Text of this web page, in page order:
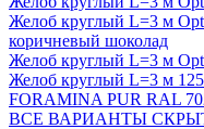
Желоб круглый L=3 м
коричневый шоколад
Желоб круглый L=3 м
Желоб круглый L=3 м
FORAMINA PUR RAL
ВСЕ ВАРИАНТЫ